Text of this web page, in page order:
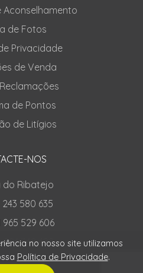
Aconselhamento
de Fotos
Privacidade
de Venda
de Pontos
de Litígios
NOS
do Ribatejo
243 580 635
965 529 606
924 348 482no nosso site utilizamos
Política de Privacidade.